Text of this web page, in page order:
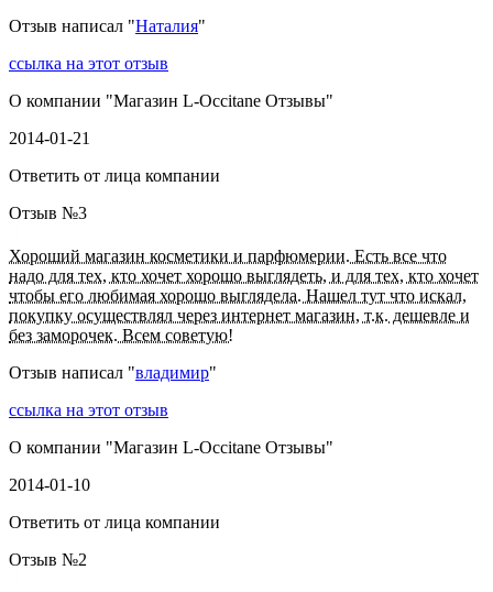
Отзыв написал "Наталия"
ссылка на этот отзыв
О компании "Магазин L-Occitane Отзывы"
2014-01-21
Ответить от лица компании
Отзыв №3
Хороший магазин косметики и парфюмерии. Есть все что
надо для тех, кто хочет хорошо выглядеть, и для тех, кто хочет
чтобы его любимая хорошо выглядела. Нашел тут что искал,
покупку осуществлял через интернет магазин, т.к. дешевле и
без заморочек. Всем советую!
Отзыв написал "владимир"
ссылка на этот отзыв
О компании "Магазин L-Occitane Отзывы"
2014-01-10
Ответить от лица компании
Отзыв №2